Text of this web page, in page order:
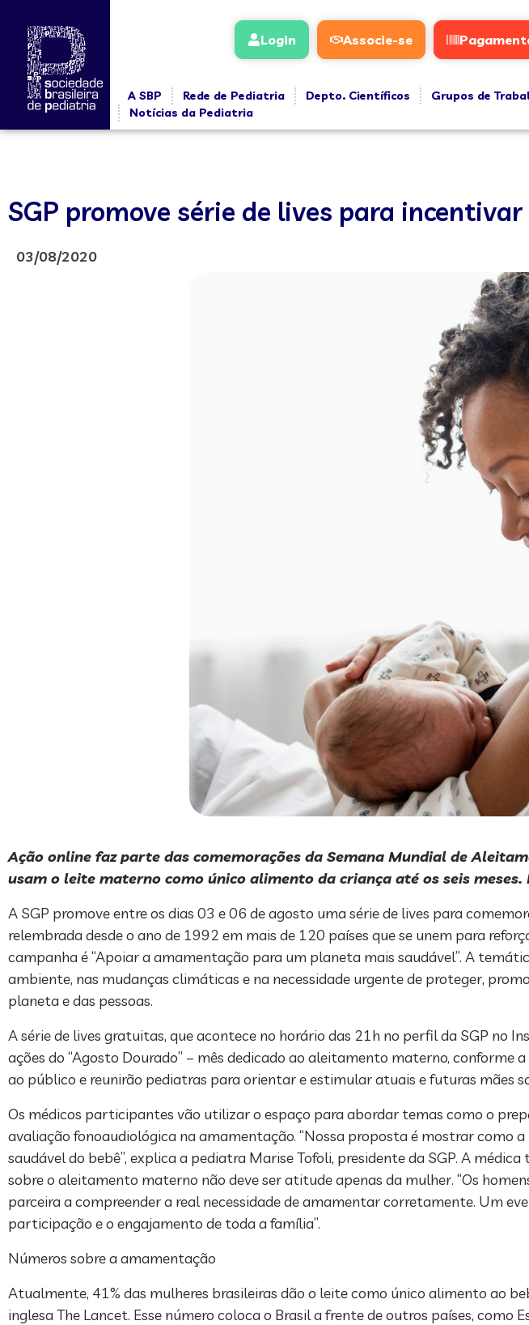
Login Associe-se
A SBP Rede de Pediatria Depto. Científicos Grupos de
Notícias da Pediatria
SGP promove série de lives para
03/08/2020
Ação online faz parte das comemorações da Semana Mundial de
usam o leite materno como único alimento da criança até os seis
A SGP promove entre os dias 03 e 06 de agosto uma série de lives para
relembrada desde o ano de 1992 em mais de 120 países que se unem para
campanha é “Apoiar a amamentação para um planeta mais saudável”. A
ambiente, nas mudanças climáticas e na necessidade urgente de proteger,
planeta e das pessoas.
A série de lives gratuitas, que acontece no horário das 21h no perfil da SGP no
ações do “Agosto Dourado” – mês dedicado ao aleitamento materno, conforme
ao público e reunirão pediatras para orientar e estimular atuais e futuras mães
Os médicos participantes vão utilizar o espaço para abordar temas como o
avaliação fonoaudiológica na amamentação. “Nossa proposta é mostrar como
saudável do bebê”, explica a pediatra Marise Tofoli, presidente da SGP. A
sobre o aleitamento materno não deve ser atitude apenas da mulher. “Os
parceira a compreender a real necessidade de amamentar corretamente. Um
participação e o engajamento de toda a família”.
Números sobre a amamentação
Atualmente, 41% das mulheres brasileiras dão o leite como único alimento ao
inglesa The Lancet. Esse número coloca o Brasil a frente de outros países, como